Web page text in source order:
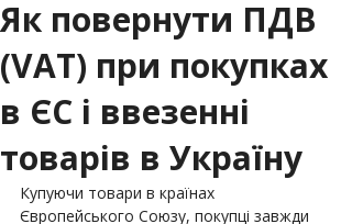
Як повернути ПДВ
(VAT) при покупках
в ЄС і ввезенні
товарів в Україну
Купуючи товари в країнах
Європейського Союзу, покупці завжди